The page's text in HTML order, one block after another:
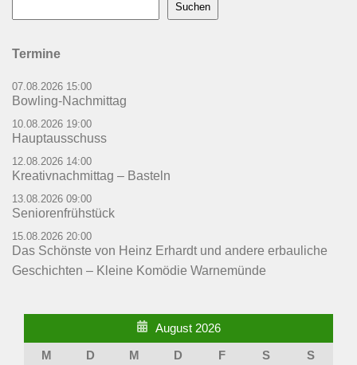
Suchen
Termine
07.08.2026 15:00
Bowling-Nachmittag
10.08.2026 19:00
Hauptausschuss
12.08.2026 14:00
Kreativnachmittag – Basteln
13.08.2026 09:00
Seniorenfrühstück
15.08.2026 20:00
Das Schönste von Heinz Erhardt und andere erbauliche
Geschichten – Kleine Komödie Warnemünde
August 2026
M D M D F S
S